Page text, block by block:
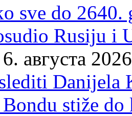
sve do 2640.
Rusiju i
6. августа 2026
Danijela
stiže do